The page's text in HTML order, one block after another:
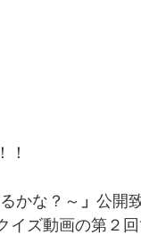
！
かな？～ 」 公開
ズ動画の第２回